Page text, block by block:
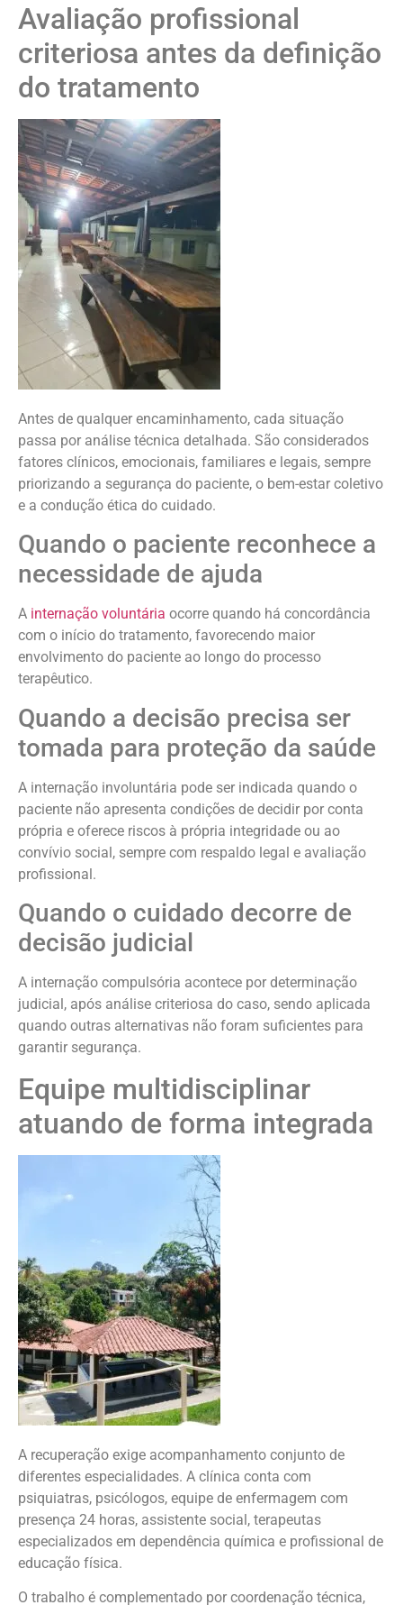
Avaliação profissional
criteriosa antes da definição
do tratamento
Antes de qualquer encaminhamento, cada situação
passa por análise técnica detalhada. São considerados
fatores clínicos, emocionais, familiares e legais, sempre
priorizando a segurança do paciente, o bem-estar coletivo
e a condução ética do cuidado.
Quando o paciente reconhece a
necessidade de ajuda
A internação voluntária ocorre quando há concordância
com o início do tratamento, favorecendo maior
envolvimento do paciente ao longo do processo
terapêutico.
Quando a decisão precisa ser
tomada para proteção da saúde
A internação involuntária pode ser indicada quando o
paciente não apresenta condições de decidir por conta
própria e oferece riscos à própria integridade ou ao
convívio social, sempre com respaldo legal e avaliação
profissional.
Quando o cuidado decorre de
decisão judicial
A internação compulsória acontece por determinação
judicial, após análise criteriosa do caso, sendo aplicada
quando outras alternativas não foram suficientes para
garantir segurança.
Equipe multidisciplinar
atuando de forma integrada
A recuperação exige acompanhamento conjunto de
diferentes especialidades. A clínica conta com
psiquiatras, psicólogos, equipe de enfermagem com
presença 24 horas, assistente social, terapeutas
especializados em dependência química e profissional de
educação física.
O trabalho é complementado por coordenação técnica,